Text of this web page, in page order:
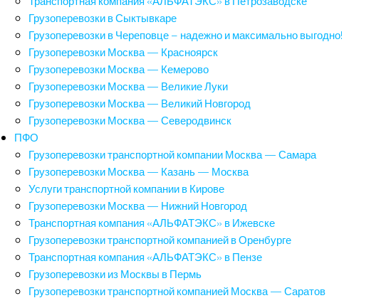
Грузоперевозки в Сыктывкаре
Грузоперевозки в Череповце – надежно и максимально выгодно!
Грузоперевозки Москва — Красноярск
Грузоперевозки Москва — Кемерово
Грузоперевозки Москва — Великие Луки
Грузоперевозки Москва — Великий Новгород
Грузоперевозки Москва — Северодвинск
ПФО
Грузоперевозки транспортной компании Москва — Самара
Грузоперевозки Москва — Казань — Москва
Услуги транспортной компании в Кирове
Грузоперевозки Москва — Нижний Новгород
Транспортная компания «АЛЬФАТЭКС» в Ижевске
Грузоперевозки транспортной компанией в Оренбурге
Транспортная компания «АЛЬФАТЭКС» в Пензе
Грузоперевозки из Москвы в Пермь
Грузоперевозки транспортной компанией Москва — Саратов